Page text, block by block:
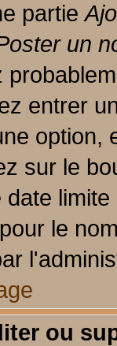
partie
un
entrer
option,
sur le
le
ou